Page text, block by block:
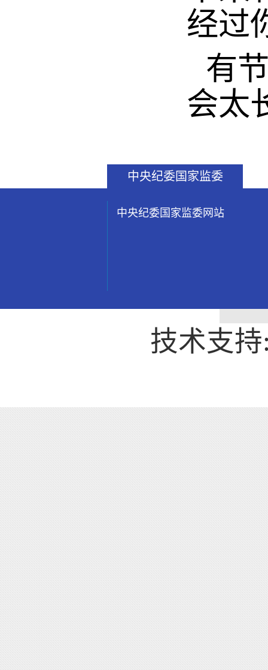
经过
有
会太
中央纪委国家监委
中央纪委国家监委网站
技术支